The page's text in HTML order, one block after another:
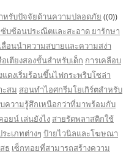
หรับปัจจัยด้านความปลอดภัย ((0))
ซับซ้อนประณีตและสะอาด ยารักษา
ลื่อนนำความสบายและความสง่า
เตียงสองชั้นสำหรับเด็ก การเคลือบ
แดงเริ่มร้อนขึ้นไฟกระพริบโซล่า
ะสม สอนทำไอศกรีมโยเกิร์ตสำหรับ
ความรู้สึกเหนือกว่าที่มาพร้อมกับ
ยน์ เล่นยังไง สายรัดพลาสติกใช้
ะเภทต่างๆ ป้ายไวนิลและโฆษณา
ธ เซ็กทอยที่สามารถสร้างความ